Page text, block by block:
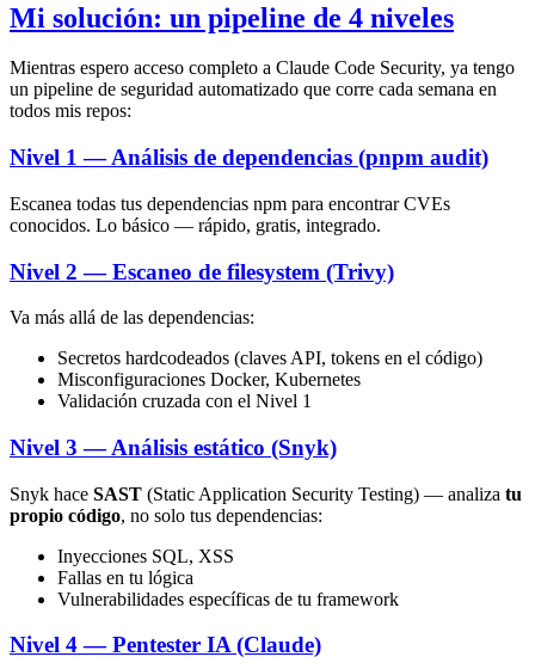
Mi solución: un pipeline de 4 niveles
Mientras espero acceso completo a Claude Code Security, ya tengo
un pipeline de seguridad automatizado que corre cada semana en
todos mis repos:
Nivel 1 — Análisis de dependencias (pnpm audit)
Escanea todas tus dependencias npm para encontrar CVEs
conocidos. Lo básico — rápido, gratis, integrado.
Nivel 2 — Escaneo de filesystem (Trivy)
Va más allá de las dependencias:
Secretos hardcodeados (claves API, tokens en el código)
Misconfiguraciones Docker, Kubernetes
Validación cruzada con el Nivel 1
Nivel 3 — Análisis estático (Snyk)
Snyk hace SAST (Static Application Security Testing) — analiza tu
propio código, no solo tus dependencias:
Inyecciones SQL, XSS
Fallas en tu lógica
Vulnerabilidades específicas de tu framework
Nivel 4 — Pentester IA (Claude)